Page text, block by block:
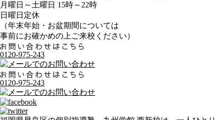
月曜日～土曜日 15時～22時
日曜日定休
（年末年始・お盆期間については
事前にお確かめの上ご来校ください）
0120-975-243
0120-975-243